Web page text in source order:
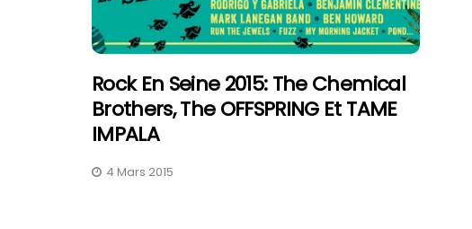
Rock En Seine 2015: The Chemical
Brothers, The OFFSPRING Et TAME
IMPALA
4 Mars 2015